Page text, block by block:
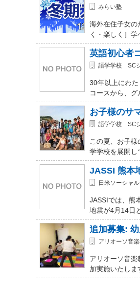
みらい塾
海外在住子女の
く・楽しく］
英語初心者
語学学校 SC
30年以上にわ
コースから、
お子様のサ
語学学校 SC
この夏、お子
学学校を展開し
JASSI 熊本
日米ソーシャ
JASSIでは、熊
地震が4月14日
追加募集:
アリオーソ音
アリオーソ音
加実施いたしま